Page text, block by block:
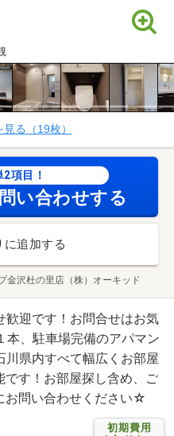
る（19枚）
項目！
い合わせする
に追加する
金沢杜の里店（株）オーキッド
迎です！お問合せはお気
、駐車場完備のアパマン
県内すべて幅広くお部屋
す！お部屋探し含め、ご
お問い合わせください☆
初期費用